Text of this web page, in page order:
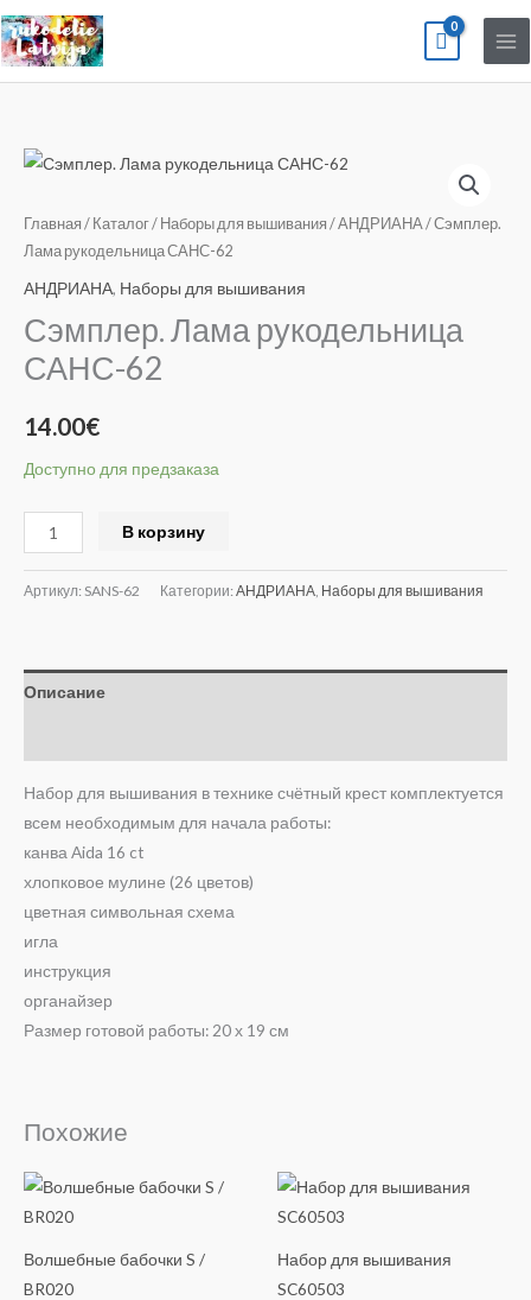
Перейти
к
содержимому
Главная / Каталог/ Наборы для вышивания /АНДРИАНА/ Сэмплер.
Лама рукодельница САНС-62
АНДРИАНА, Наборы для вышивания
Сэмплер. Лама рукодельница
САНС-62
14.00€
Доступно для предзаказа
Количество
Сэмплер.
Лама
рукодельница
В корзину
Артикул: SANS-62 Категории: АНДРИАНА Наборы для вышивания
Описание
Набор для вышивания в технике счётный крест комплектуется
всем необходимым для начала работы:
канва Aida 16 ct
хлопковое мулине (26 цветов)
цветная символьная схема
игла
инструкция
органайзер
Размер готовой работы: 20 х 19 см
Похожие
Волшебные бабочки S /
BR020
Набор для вышивания
SC60503